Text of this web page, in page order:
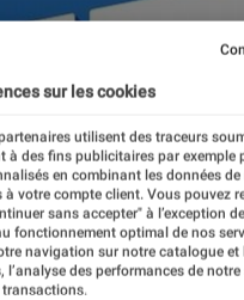
sur les cookies
utilisent des traceurs
à des fins publicitaires par exemple
en combinant les données
à votre compte client. Vous pouvez
sans accepter" à l’exception
fonctionnement optimal de nos
navigation sur notre catalogue
l’analyse des performances de
transactions.